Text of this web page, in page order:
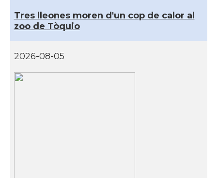
Tres lleones moren d'un cop de calor al
zoo de Tòquio
2026-08-05